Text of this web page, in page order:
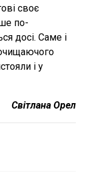
своє
по-
досі. Саме і
і у
Світлана Орел